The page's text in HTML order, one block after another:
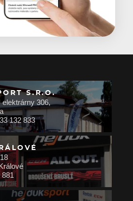
S.R.O.
elektrárny 306,
132 833
881